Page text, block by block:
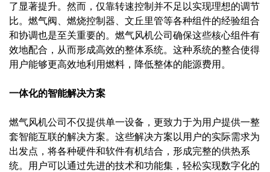
了显著提升。然而，仅靠转速控制并不足以实现理想的调节
比。燃气阀、燃烧控制器、文丘里管等各种组件的经验组合
和协调也是至关重要的。燃气风机公司确保这些核心组件有
效地配合，从而形成高效的整体系统。这种系统的整合使得
用户能够更高效地利用燃料，降低整体的能源费用。
一体化的智能解决方案
燃气风机公司不仅提供单一设备，更致力于为用户提供一整
套智能互联的解决方案。这些解决方案以用户的实际需求为
出发点，将各种硬件和软件有机结合，形成完整的供热系
统。用户可以通过先进的技术和功能集，轻松实现数字化的